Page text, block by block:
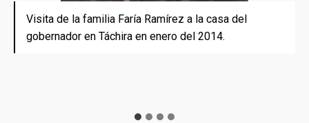
Visita de la familia Faría Ramírez a la casa del
gobernador en Táchira en enero del 2014.
Faría participa en una simulación de vuelo en la Feria
San Sebastián de Táchira, junto con su compadre
El gobernador Vielma Mora, acompañado del alcalde
del municipio Libertad, Alberto Gamez, supervisa la
El gobernador Vielma Mora, acompañado del alcalde
del municipio Libertad, Alberto Gamez, supervisa la